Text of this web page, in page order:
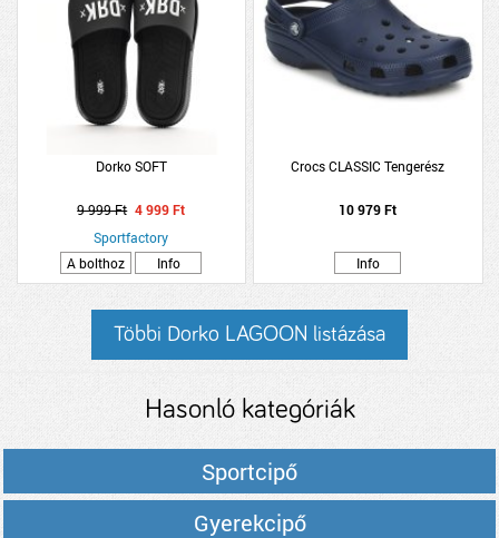
Dorko SOFT
9 999 Ft 4 999 Ft
Sportfactory
A bolthoz
Info
Crocs CLASSIC Tengerész
10 979 Ft
Info
Többi Dorko LAGOON listázása
Hasonló kategóriák
Sportcipő
Gyerekcipő